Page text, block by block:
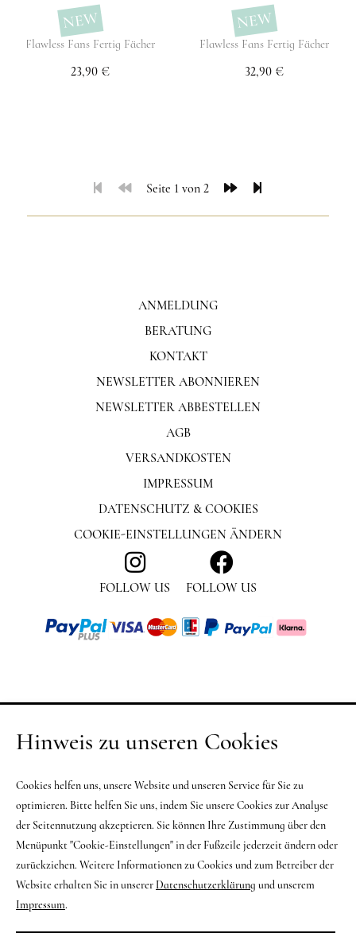
NEW
Flawless Fans Fertig Fächer
23,90 €
NEW
Flawless Fans Fertig Fächer
32,90 €
Seite 1 von 2
ANMELDUNG
BERATUNG
KONTAKT
NEWSLETTER ABONNIEREN
NEWSLETTER ABBESTELLEN
FOLLOW US FOLLOW US
AGB
VERSANDKOSTEN
IMPRESSUM
DATENSCHUTZ & COOKIES
COOKIE-EINSTELLUNGEN ÄNDERN
Hinweis zu unseren Cookies
Cookies helfen uns, unsere Website und unseren Service für Sie zu
optimieren. Bitte helfen Sie uns, indem Sie unsere Cookies zur Analyse
der Seitennutzung akzeptieren. Sie können Ihre Zustimmung über den
Menüpunkt "Cookie-Einstellungen" in der Fußzeile jederzeit ändern oder
zurückziehen. Weitere Informationen zu Cookies und zum Betreiber der
Website erhalten Sie in unsererDatenschutzerklärung und unserem
Impressum.